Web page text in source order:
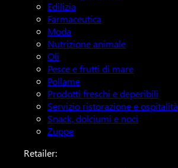
Edilizia
Farmaceutica
Moda
Nutrizione animale
Oli
Pesce e frutti di mare
Pollame
Prodotti freschi e deperibili
Servizio ristorazione e ospitalità
Snack, dolciumi e noci
Zuppe
Retailer: